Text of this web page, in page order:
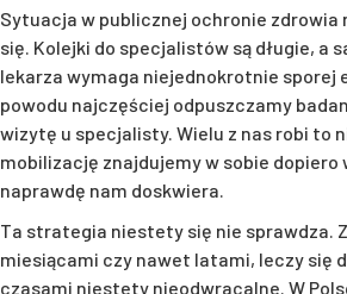
Sytuacja w publicznej ochronie
się. Kolejki do specjalistów są długie, a
lekarza wymaga niejednokrotnie sporej
powodu najczęściej odpuszczamy
wizytę u specjalisty. Wielu z nas robi to
mobilizację znajdujemy w sobie dopiero
naprawdę nam doskwiera.
Ta strategia niestety się nie sprawdza.
miesiącami czy nawet latami, leczy się
czasami niestety nieodwracalne. W